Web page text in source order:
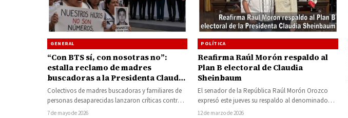
GENERAL
“Con BTS sí, con nosotras no”:
estalla reclamo de madres
buscadoras a la Presidenta Claudia
Sheinbaum
Colectivos de madres buscadoras y familiares de
personas desaparecidas lanzaron críticas contra
la presidenta de México, Claudia Sheinbaum,
7 de mayo de 2026
POLÍTICA
Reafirma Raúl Morón respaldo al
Plan B electoral de Claudia
Sheinbaum
El senador de la República Raúl Morón Orozco
expresó este jueves su respaldo al denominado
Plan B en materia electoral…
12 de marzo de 2026